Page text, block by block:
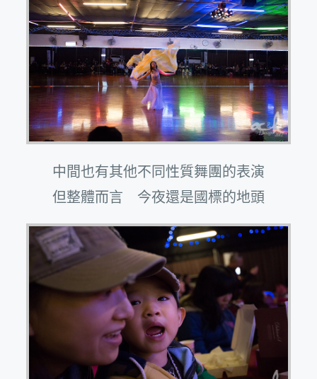
中間也有其他不同性質舞團的表演
但整體而言 今夜還是國標的地頭